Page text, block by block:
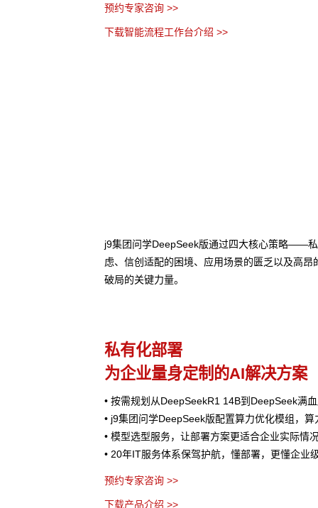
预约专家咨询 >>
下载智能流程工作台介绍 >>
j9集团问学DeepSeek版通过四大核心策略——
虑、信创适配的困境、应用场景的匮乏以及高
破局的关键力量。
私有化部署
为企业量身定制的AI解决方案
• 按需规划从DeepSeekR1 14B到DeepSeek满
• j9集团问学DeepSeek版配置算力优化模组，
• 模型选型服务，让部署方案更适合企业实际情
• 20年IT服务体系保驾护航，懂部署，更懂企业
预约专家咨询 >>
下载产品介绍 >>